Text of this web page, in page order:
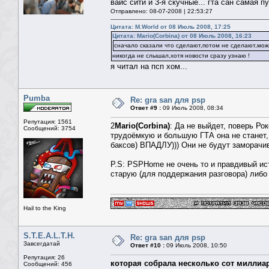
вайс сити и 3-я скучные... гта сан самая
Отправлено: 08-07-2008 | 22:53:27
Цитата: M.World от 08 Июль 2008, 17:25
Цитата: Mario(Corbina) от 08 Июль 2008, 16:23
сначало сказали что сделают,потом не
никогда не слышал,хотя новости сразу узнаю !
я читал на псп хом...
Pumba
Репутация: 1561
Сообщений: 3754
Hail to the King
Re: gra san для psp
Ответ #9 : 09 Июль 2008, 08:34
2Mario(Corbina): Да не выйдет, поверь
трудоёмкую и большую ГТА она не
баксов) ВПАДЛУ))) Они не будут
P.S: PSPHome не очень то и правдивый
старую (для поддержания разговора)
S.T.E.A.L.T.H.
Завсегдатай
Репутация: 26
Сообщений: 456
Re: gra san для psp
Ответ #10 : 09 Июль 2008, 10:50
которая собрала несколько сот